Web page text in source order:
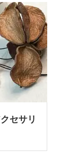
セサリ